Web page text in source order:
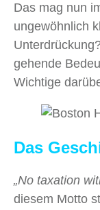
Das mag nun
ungewöhnlich
gehende
Wichtige
Das
„No taxation
diesem Motto